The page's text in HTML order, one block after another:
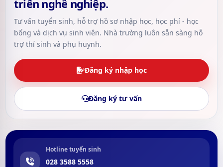
triển nghề nghiệp.
Tư vấn tuyển sinh, hỗ trợ hồ sơ nhập học, học phí - học
bổng và dịch vụ sinh viên. Nhà trường luôn sẵn sàng hỗ
trợ thí sinh và phụ huynh.
Đăng ký nhập học
Đăng ký tư vấn
Hotline tuyển sinh
028 3588 5558